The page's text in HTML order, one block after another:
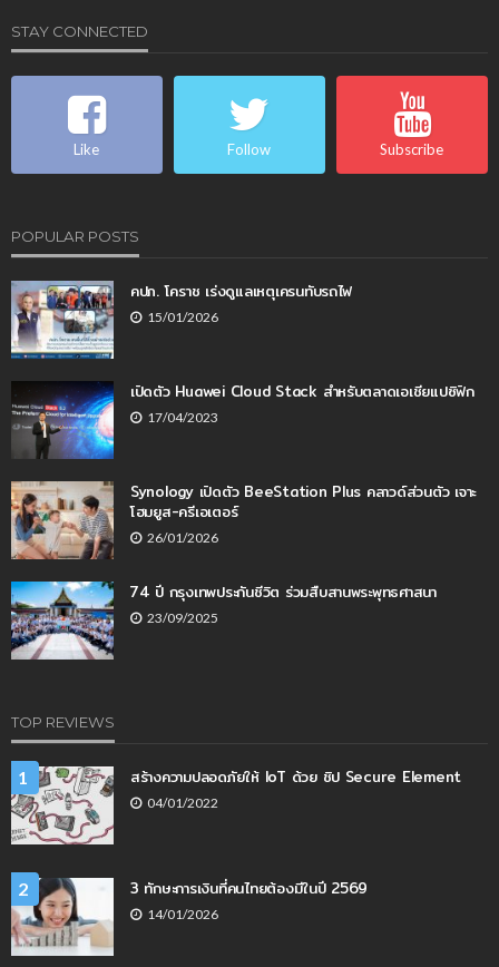
STAY CONNECTED
Like Follow Subscribe
POPULAR POSTS
คปภ. โคราช เร่งดูแลเหตุเครนทับรถไฟ
15/01/2026
เปิดตัว Huawei Cloud Stack สำหรับตลาดเอเชียแปซิฟิก
17/04/2023
Synology เปิดตัว BeeStation Plus คลาวด์ส่วนตัว เจาะ
โฮมยูส-ครีเอเตอร์
26/01/2026
74 ปี กรุงเทพประกันชีวิต ร่วมสืบสานพระพุทธศาสนา
23/09/2025
TOP REVIEWS
1 สร้างความปลอดภัยให้ IoT ด้วย ชิป Secure Element
04/01/2022
2 3 ทักษะการเงินที่คนไทยต้องมีในปี 2569
14/01/2026